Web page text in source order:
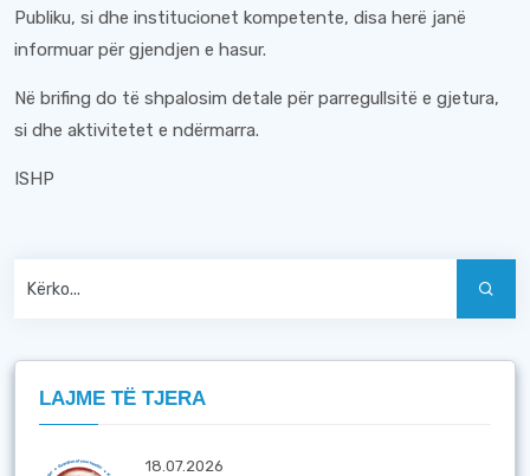
Publiku, si dhe institucionet kompetente, disa herë janë
informuar për gjendjen e hasur.
Në brifing do të shpalosim detale për parregullsitë e gjetura,
si dhe aktivitetet e ndërmarra.
ISHP
LAJME TË TJERA
18.07.2026